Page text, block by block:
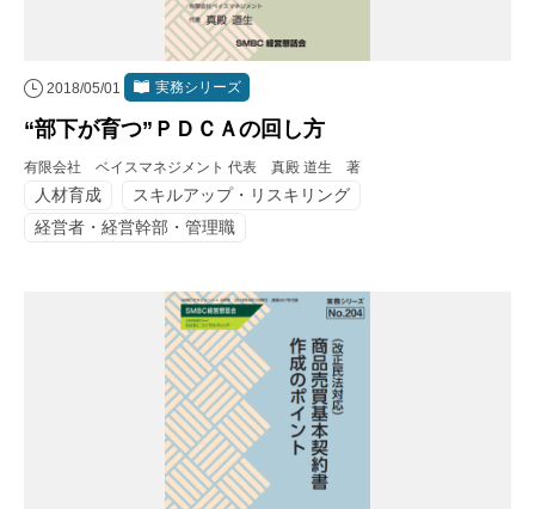
2018/05/01 実務シリーズ
“部下が育つ”ＰＤＣＡの回し方
有限会社 ベイスマネジメント 代表 真殿 道生 著
人材育成
スキルアップ・リスキリング
経営者・経営幹部・管理職